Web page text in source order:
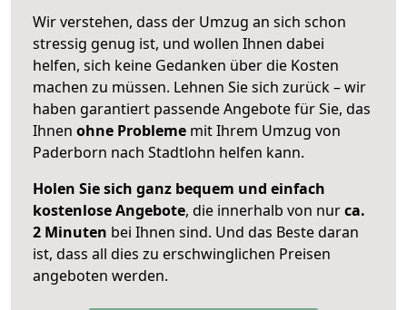
Wir verstehen, dass der Umzug an sich schon
stressig genug ist, und wollen Ihnen dabei
helfen, sich keine Gedanken über die Kosten
machen zu müssen. Lehnen Sie sich zurück – wir
haben garantiert passende Angebote für Sie, das
Ihnen ohne Probleme mit Ihrem Umzug von
Paderborn nach Stadtlohn helfen kann.
Holen Sie sich ganz bequem und einfach
kostenlose Angebote, die innerhalb von nurca.
2 Minuten bei Ihnen sind. Und das Beste daran
ist, dass all dies zu erschwinglichen Preisen
angeboten werden.